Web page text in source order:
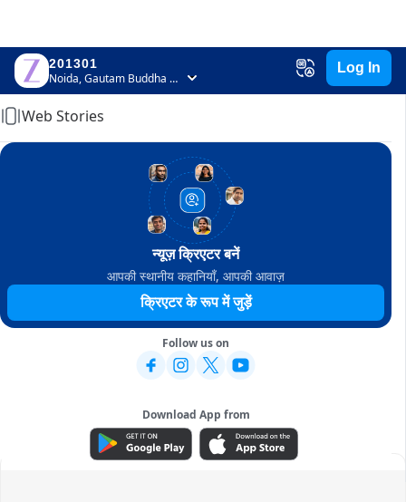
201301
Noida, Gautam Buddha Nagar, Uttar Pradesh
Log In
Home
Web Stories
न्यूज़ क्रिएटर बनें
आपकी स्थानीय कहानियाँ, आपकी आवाज़
क्रिएटर के रूप में जुड़ें
Follow us on
Download App from
ADVERTISEMENT